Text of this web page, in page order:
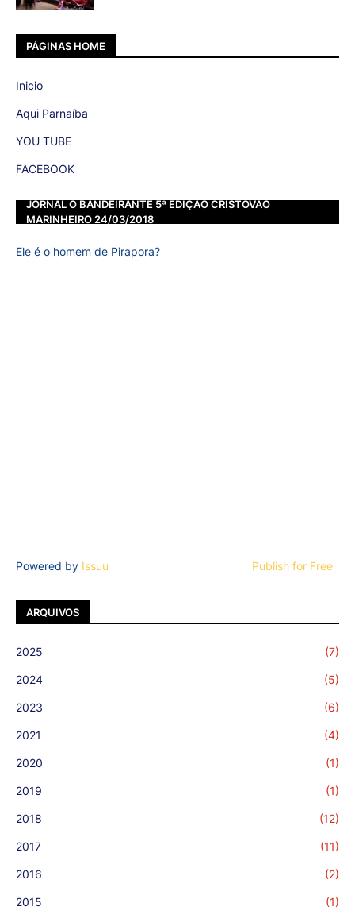
PÁGINAS HOME
Inicio
Aqui Parnaíba
YOU TUBE
FACEBOOK
JORNAL O BANDEIRANTE 5ª EDIÇÃO CRISTOVÃO
MARINHEIRO 24/03/2018
Ele é o homem de Pirapora?
Powered by Issuu Publish for Free
ARQUIVOS
2025 (7)
2024 (5)
2023 (6)
2021 (4)
2020 (1)
2019 (1)
2018 (12)
2017 (11)
2016 (2)
2015 (1)